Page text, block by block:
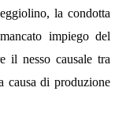
la condotta
impiego del
il nesso causale tra
causa di produzione